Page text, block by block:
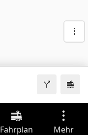
Fahrplan Mehr